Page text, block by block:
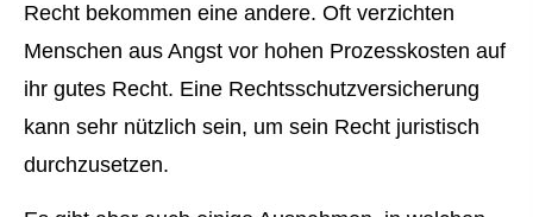
Recht bekommen eine andere. Oft verzichten
Menschen aus Angst vor hohen Prozesskosten auf
ihr gutes Recht. Eine Rechts­schutz­ver­si­che­rung
kann sehr nützlich sein, um sein Recht juristisch
durchzusetzen.